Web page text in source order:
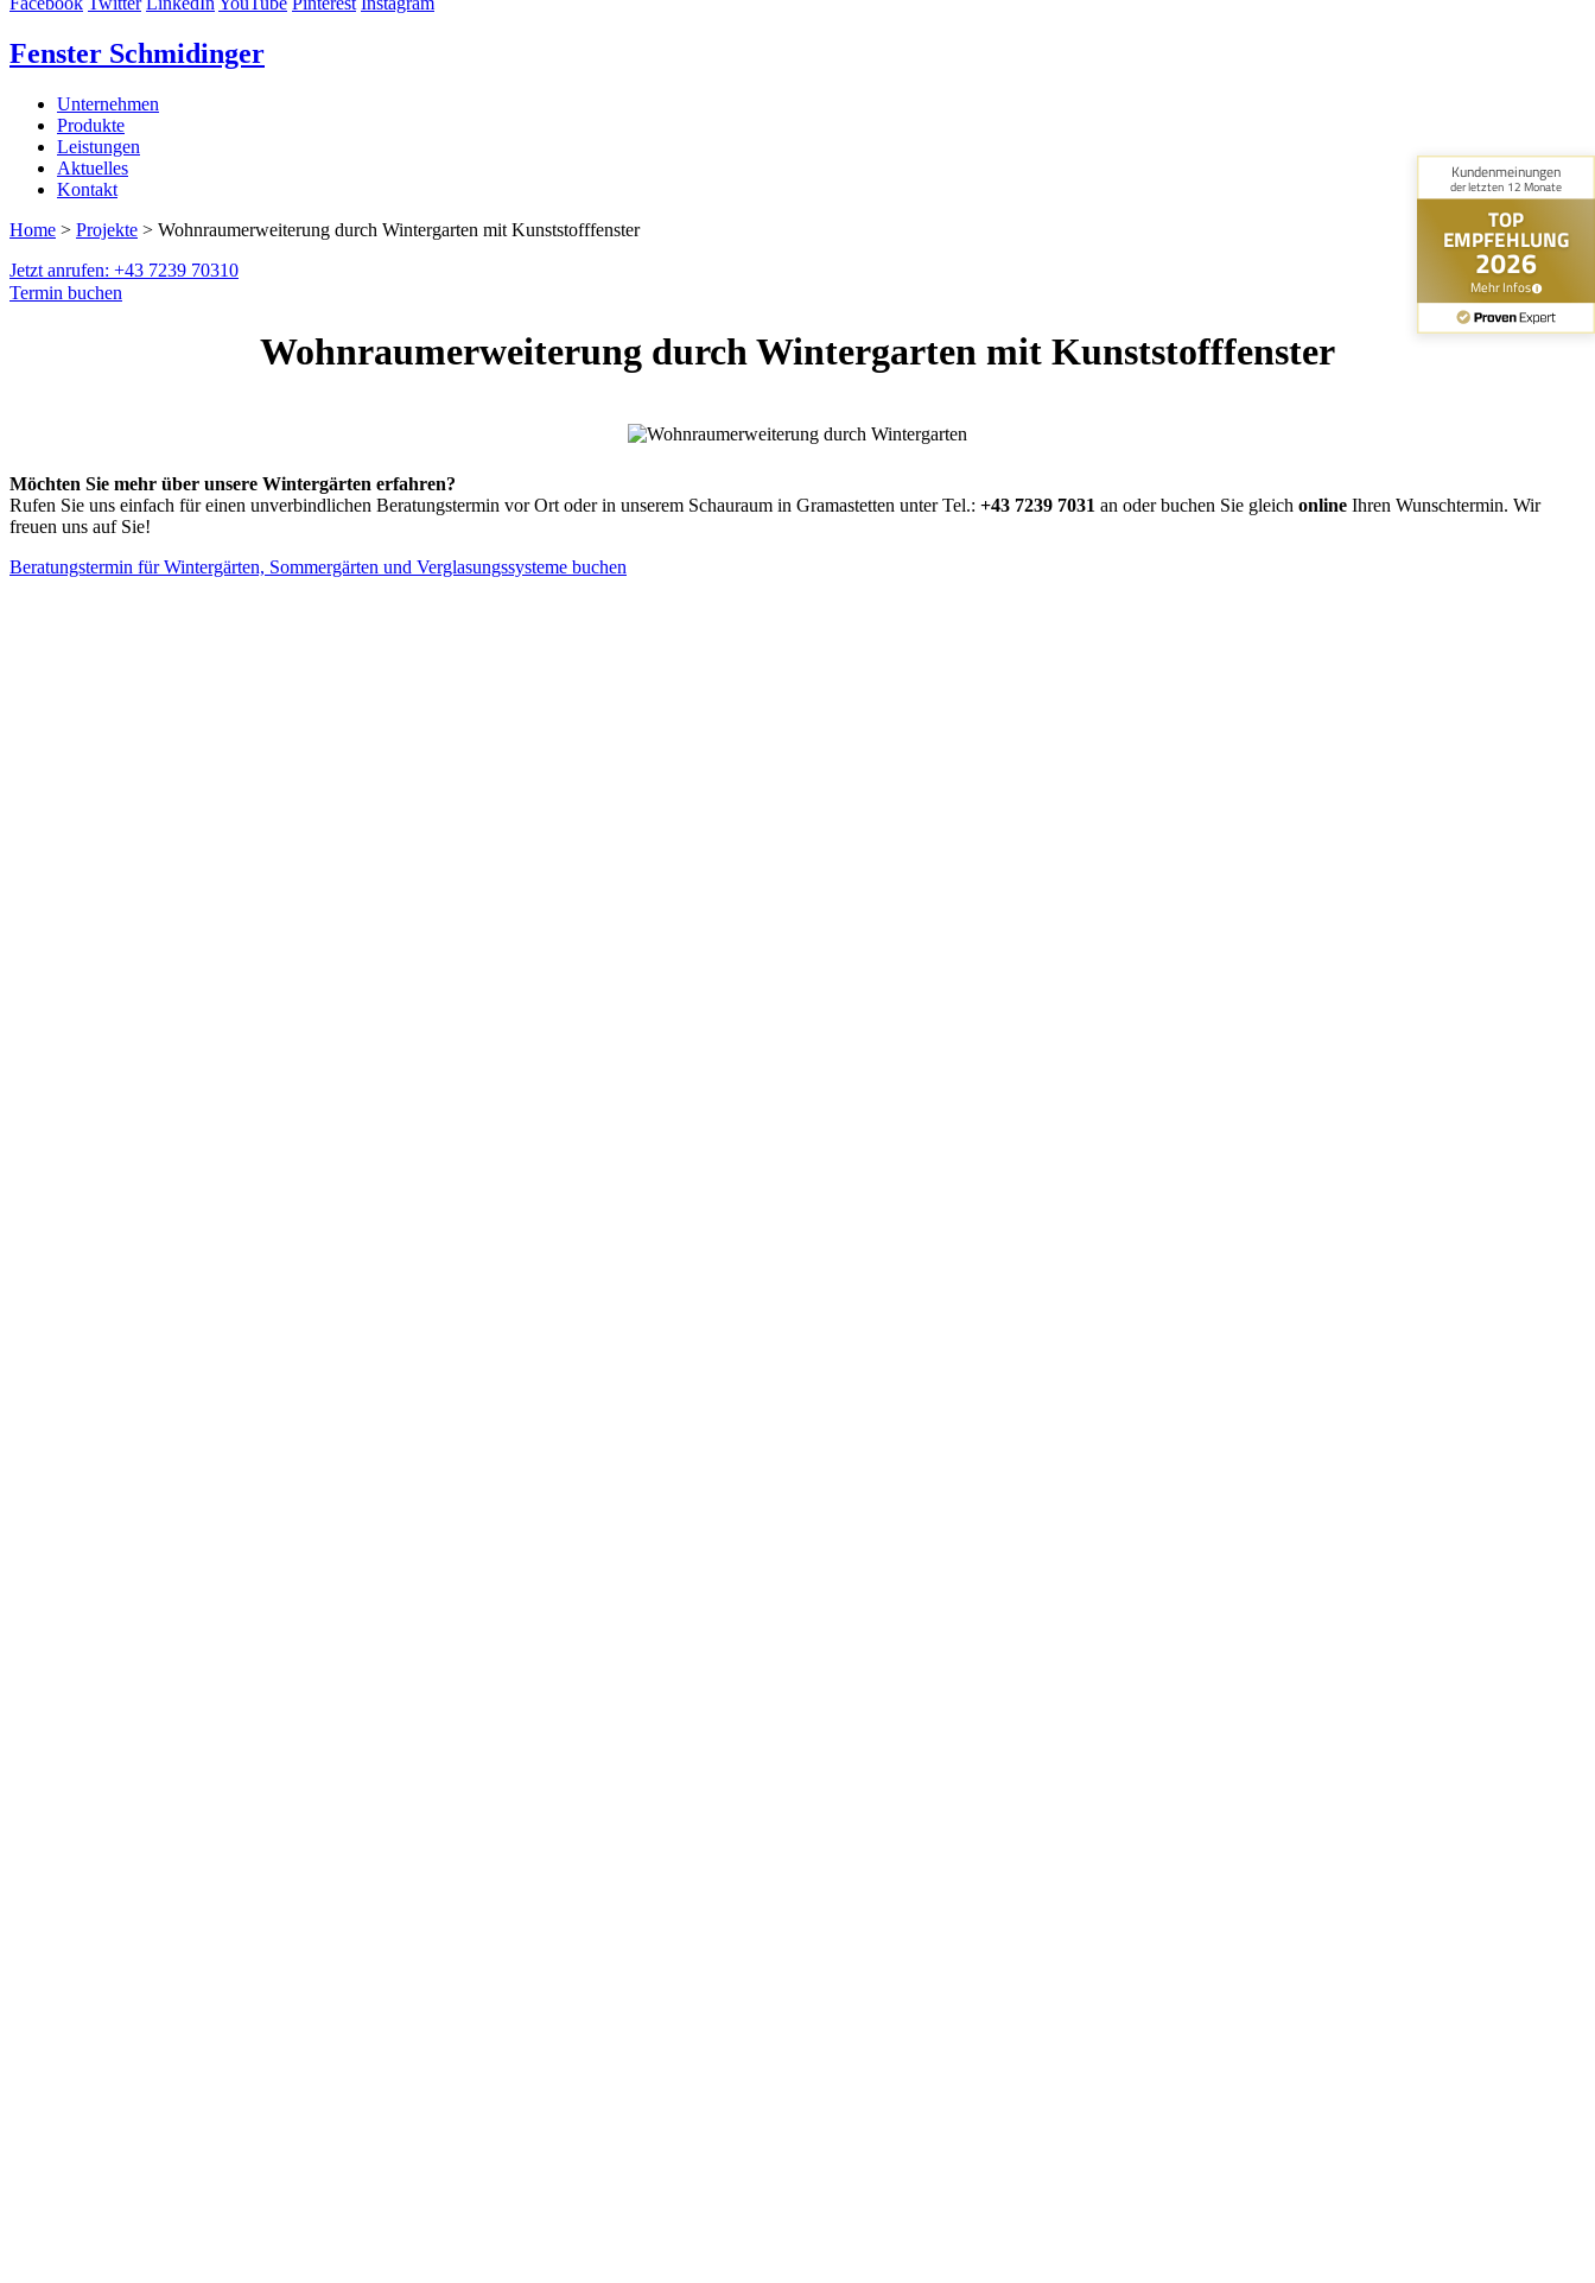
Fenster Schmidinger
Unternehmen
Produkte
Leistungen
Aktuelles
Kontakt
Home > Projekte > Wohnraumerweiterung durch Wintergarten mit Kunststofffenster
Jetzt anrufen: +43 7239 70310
Termin buchen
Wohnraumerweiterung durch Wintergarten mit Kunststofffenster
Möchten Sie mehr über unsere Wintergärten erfahren?
Rufen Sie uns einfach für einen unverbindlichen Beratungstermin vor Ort oder in unserem Schauraum in Gramastetten unter Tel.: +43 7239 7031 an oder buchen Sie gleich online Ihren Wunschtermin. Wir
freuen uns auf Sie!
Beratungstermin für Wintergärten, Sommergärten und Verglasungssysteme buchen